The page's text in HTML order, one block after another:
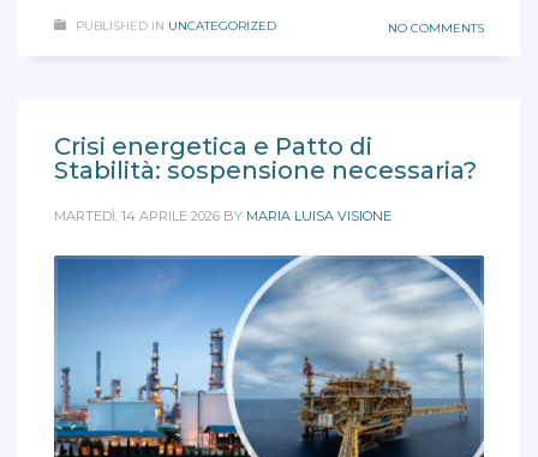
PUBLISHED IN UNCATEGORIZED NO COMMENTS
Crisi energetica e Patto di
Stabilità: sospensione necessaria?
MARTEDÌ, 14 APRILE 2026 BY MARIA LUISA VISIONE